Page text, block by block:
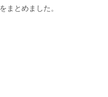
をまとめました。